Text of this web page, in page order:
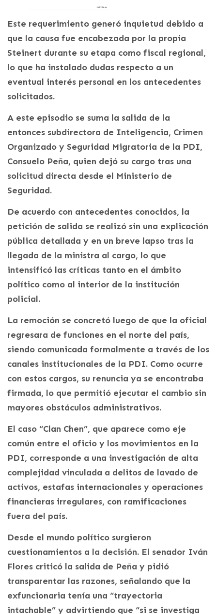
Este requerimiento generó inquietud debido a
que la causa fue encabezada por la propia
Steinert durante su etapa como fiscal regional,
lo que ha instalado dudas respecto a un
eventual interés personal en los antecedentes
solicitados.
A este episodio se suma la salida de la
entonces subdirectora de Inteligencia, Crimen
Organizado y Seguridad Migratoria de la PDI,
Consuelo Peña, quien dejó su cargo tras una
solicitud directa desde el Ministerio de
Seguridad.
De acuerdo con antecedentes conocidos, la
petición de salida se realizó sin una explicación
pública detallada y en un breve lapso tras la
llegada de la ministra al cargo, lo que
intensificó las críticas tanto en el ámbito
político como al interior de la institución
policial.
La remoción se concretó luego de que la oficial
regresara de funciones en el norte del país,
siendo comunicada formalmente a través de los
canales institucionales de la PDI. Como ocurre
con estos cargos, su renuncia ya se encontraba
firmada, lo que permitió ejecutar el cambio sin
mayores obstáculos administrativos.
El caso “Clan Chen”, que aparece como eje
común entre el oficio y los movimientos en la
PDI, corresponde a una investigación de alta
complejidad vinculada a delitos de lavado de
activos, estafas internacionales y operaciones
financieras irregulares, con ramificaciones
fuera del país.
Desde el mundo político surgieron
cuestionamientos a la decisión. El senador Iván
Flores criticó la salida de Peña y pidió
transparentar las razones, señalando que la
exfuncionaria tenía una “trayectoria
intachable” y advirtiendo que “si se investiga